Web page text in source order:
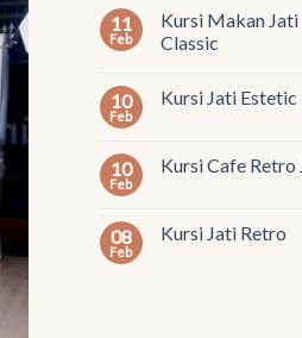
11
Feb
Kursi Makan Jati
Classic
10
Feb
Kursi Jati Estetic
10
Feb
Kursi Cafe Retro
08
Feb
Kursi Jati Retro